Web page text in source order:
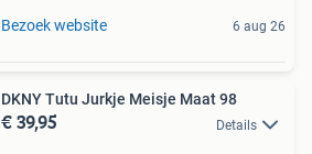
Bezoek website 6 aug 26
DKNY Tutu Jurkje Meisje Maat 98
€ 39,95 Details